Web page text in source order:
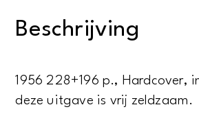
aantal
Beschrijving
1956 228+196 p., Hardcover,
deze uitgave is vrij zeldzaam.